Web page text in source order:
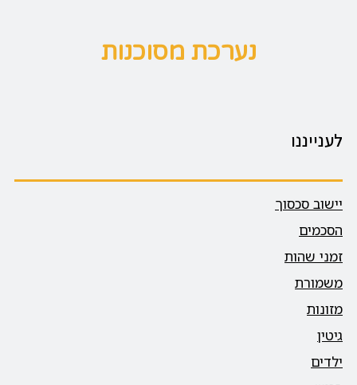
נערכת מסוכנות
לענייננו
יישוב סכסוך
הסכמים
זמני שהות
משמורת
מזונות
גיטין
ילדים